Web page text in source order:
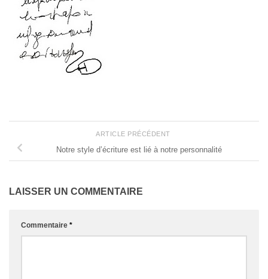
ARTICLE PRÉCÉDENT
Notre style d’écriture est lié à notre personnalité
LAISSER UN COMMENTAIRE
Commentaire *